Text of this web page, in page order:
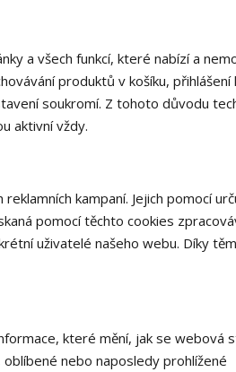
a všech funkcí, které nabízí a
produktů v košíku, přihlášení
soukromí. Z tohoto důvodu
aktivní vždy.
kampaní. Jejich pomocí
pomocí těchto cookies
uživatelé našeho webu. Díky
které mění, jak se webová
nebo naposledy prohlížené